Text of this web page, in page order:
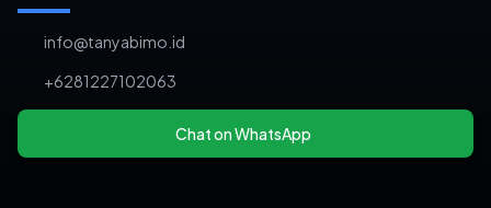
info@tanyabimo.id
+6281227102063
Chat on WhatsApp